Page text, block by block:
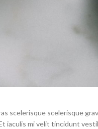
scelerisque scelerisque
iaculis mi velit tincidunt